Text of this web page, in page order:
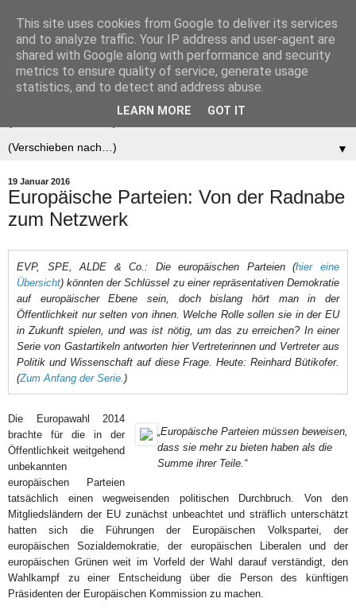
Der (europäische)
Föderalist
▼
19 Januar 2016
Europäische Parteien: Von der Radnabe
zum Netzwerk
EVP, SPE, ALDE & Co.: Die europäischen Parteien (hier eine
Übersicht) könnten der Schlüssel zu einer repräsentativen Demokratie
auf europäischer Ebene sein, doch bislang hört man in der
Öffentlichkeit nur selten von ihnen. Welche Rolle sollen sie in der EU
in Zukunft spielen, und was ist nötig, um das zu erreichen? In einer
Serie von Gastartikeln antworten hier Vertreterinnen und Vertreter aus
Politik und Wissenschaft auf diese Frage. Heute: Reinhard Bütikofer.
(Zum Anfang der Serie. )
„Europäische Parteien müssen beweisen,
dass sie mehr zu bieten haben als die
Summe ihrer Teile.“
Die Europawahl 2014
brachte für die in der
Öffentlichkeit weitgehend
unbekannten
europäischen Parteien
tatsächlich einen wegweisenden politischen Durchbruch. Von den
Mitgliedsländern der EU zunächst unbeachtet und sträflich unterschätzt
hatten sich die Führungen der Europäischen Volkspartei, der
europäischen Sozialdemokratie, der europäischen Liberalen und der
europäischen Grünen weit im Vorfeld der Wahl darauf verständigt, den
Wahlkampf zu einer Entscheidung über die Person des künftigen
Präsidenten der Europäischen Kommission zu machen.
This site uses cookies from Google to deliver its services
and to analyze traffic. Your IP address and user-agent are
shared with Google along with performance and security
metrics to ensure quality of service, generate usage
statistics, and to detect and address abuse.
LEARN MORE GOT IT